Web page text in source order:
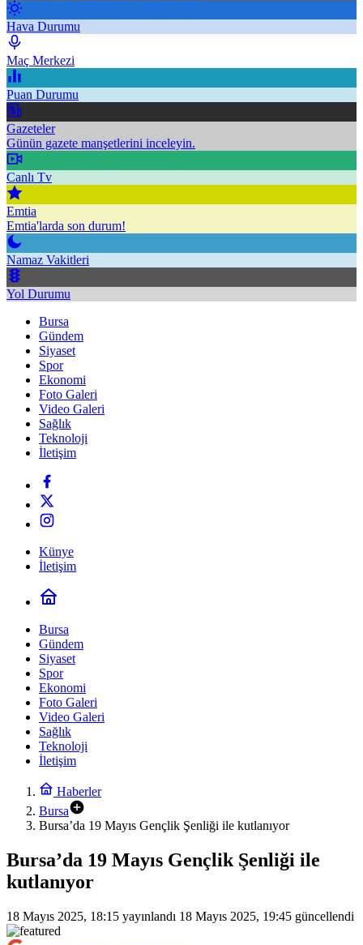
Hava Durumu
Maç Merkezi
Puan Durumu
Gazeteler
Günün gazete manşetlerini inceleyin.
Canlı Tv
Emtia
Emtia'larda son durum!
Namaz Vakitleri
Yol Durumu
Bursa
Gündem
Siyaset
Spor
Ekonomi
Foto Galeri
Video Galeri
Sağlık
Teknoloji
İletişim
Künye
İletişim
Bursa
Gündem
Siyaset
Spor
Ekonomi
Foto Galeri
Video Galeri
Sağlık
Teknoloji
İletişim
Haberler
Bursa
Bursa’da 19 Mayıs Gençlik Şenliği ile kutlanıyor
Bursa’da 19 Mayıs Gençlik Şenliği ile
kutlanıyor
18 Mayıs 2025, 18:15 yayınlandı 18 Mayıs 2025, 19:45 güncellendi